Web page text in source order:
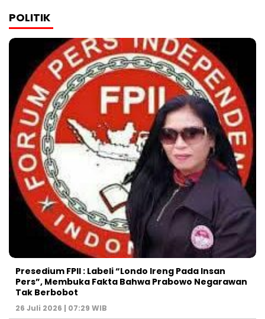
POLITIK
Presedium FPII : Labeli “Londo Ireng Pada Insan
Pers”, Membuka Fakta Bahwa Prabowo Negarawan
Tak Berbobot
26 Juli 2026 | 07:29 WIB